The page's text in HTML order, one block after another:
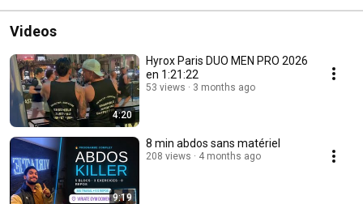
Videos
4:20
Hyrox Paris DUO MEN PRO 2026
en 1:21:22
53 views 3 months ago
9:19
8 min abdos sans matériel
208 views 4 months ago